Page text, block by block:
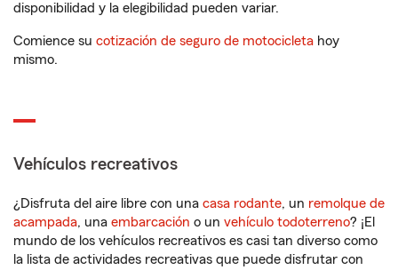
disponibilidad y la elegibilidad pueden variar.
Comience su cotización de seguro de motocicleta hoy
mismo.
Vehículos recreativos
¿Disfruta del aire libre con una casa rodante, un remolque de
acampada, una embarcación o un vehículo todoterreno? ¡El
mundo de los vehículos recreativos es casi tan diverso como
la lista de actividades recreativas que puede disfrutar con